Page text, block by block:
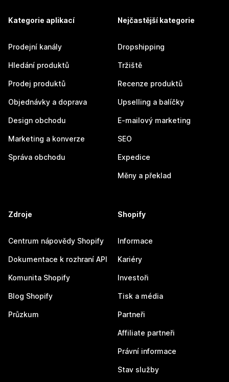
Kategorie aplikací
Prodejní kanály
Hledání produktů
Prodej produktů
Objednávky a doprava
Design obchodu
Marketing a konverze
Správa obchodu
Nejčastější kategorie
Dropshipping
Tržiště
Recenze produktů
Upselling a balíčky
E-mailový marketing
SEO
Expedice
Měny a překlad
Zdroje
Centrum nápovědy Shopify
Dokumentace k rozhraní API
Komunita Shopify
Blog Shopify
Průzkum
Shopify
Informace
Kariéry
Investoři
Tisk a média
Partneři
Affiliate partneři
Právní informace
Stav služby